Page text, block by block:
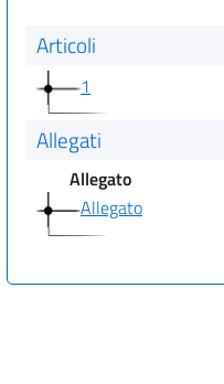
Articoli
1
Allegati
Allegato
Allegato